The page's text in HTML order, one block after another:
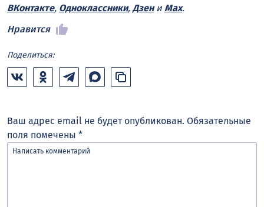
ВКонтакте, Одноклассники, Дзени Max.
Нравится
Поделиться:
Ваш адрес email не будет опубликован. Обязательные
поля помечены *